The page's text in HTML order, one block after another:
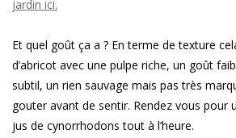
jardin ici.
Et quel goût ça a ? En terme de texture
d’abricot avec une pulpe riche, un goût
subtil, un rien sauvage mais pas très
gouter avant de sentir. Rendez vous pour
jus de cynorrhodons tout à l’heure.